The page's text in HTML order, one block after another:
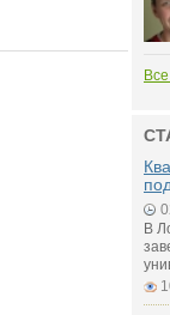
В